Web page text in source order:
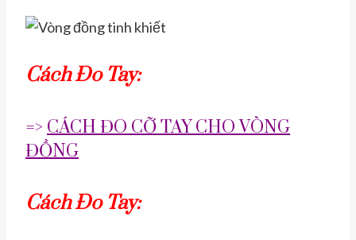
Cách Đo Tay:
=> CÁCH ĐO CỠ TAY CHO VÒNG
ĐỒNG
Cách Đo Tay: